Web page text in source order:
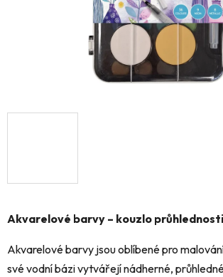
Akvarelové barvy – kouzlo průhlednosti
Akvarelové barvy jsou oblíbené pro
své vodní bázi vytvářejí nádherné,